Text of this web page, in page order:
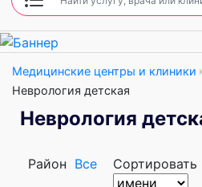
Медицинские центры и клиники
Неврология детская
Неврология
Район Все Сортировать